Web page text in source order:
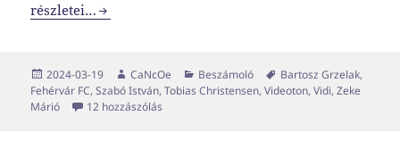
Csak hogy érezd, hogy élsz
részletei…
Közzétéve
2024-03-19 Szerző
CaNcOe Kategória
Beszámoló Címke
Bartosz Grzelak,
Fehérvár FC,Szabó István,Tobias Christensen,Videoton,Vidi,Zeke
Márió
12 hozzászólás